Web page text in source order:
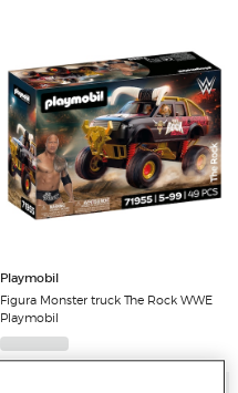
Playmobil
Figura Monster truck The Rock WWE
Playmobil